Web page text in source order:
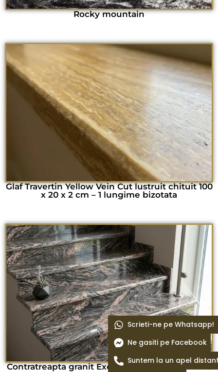
Rocky mountain
Glaf Travertin Yellow Vein Cut lustruit chituit 100
x 20 x 2 cm – 1 lungime bizotata
Contratreapta granit Exotic Juparana lustruit 115
Scrieti-ne pe Whatsapp!
Ne gasiti pe Facebook
Suntem la un apel